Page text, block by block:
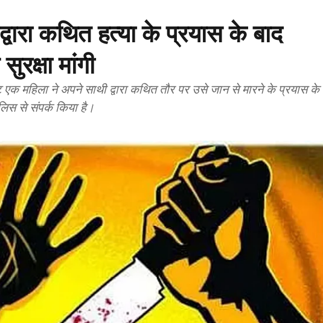
कथित हत्या के प्रयास के बाद
मांगी
महिला ने अपने साथी द्वारा कथित तौर पर उसे जान से मारने के प्रयास के
से संपर्क किया है।